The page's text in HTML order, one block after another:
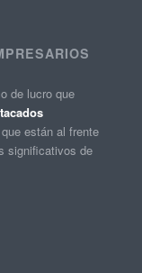
de lucro que
están al frente
significativos de